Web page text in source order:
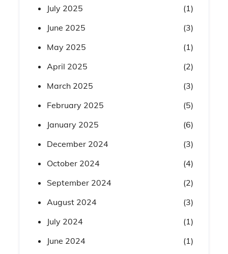
July 2025
(1)
June 2025
(3)
May 2025
(1)
April 2025
(2)
March 2025
(3)
February 2025
(5)
January 2025
(6)
December 2024
(3)
October 2024
(4)
September 2024
(2)
August 2024
(3)
July 2024
(1)
June 2024
(1)